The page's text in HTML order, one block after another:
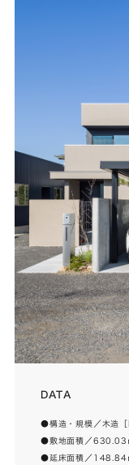
DATA
●構造・規模／木造
●敷地面積／630.03
●延床面積／148.84